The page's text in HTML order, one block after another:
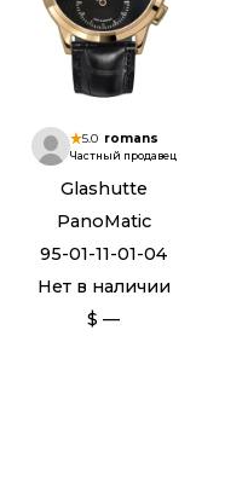
5.0 romans
Частный продавец
Glashutte
PanoMatic
95-01-11-01-04
Нет в наличии
$ —